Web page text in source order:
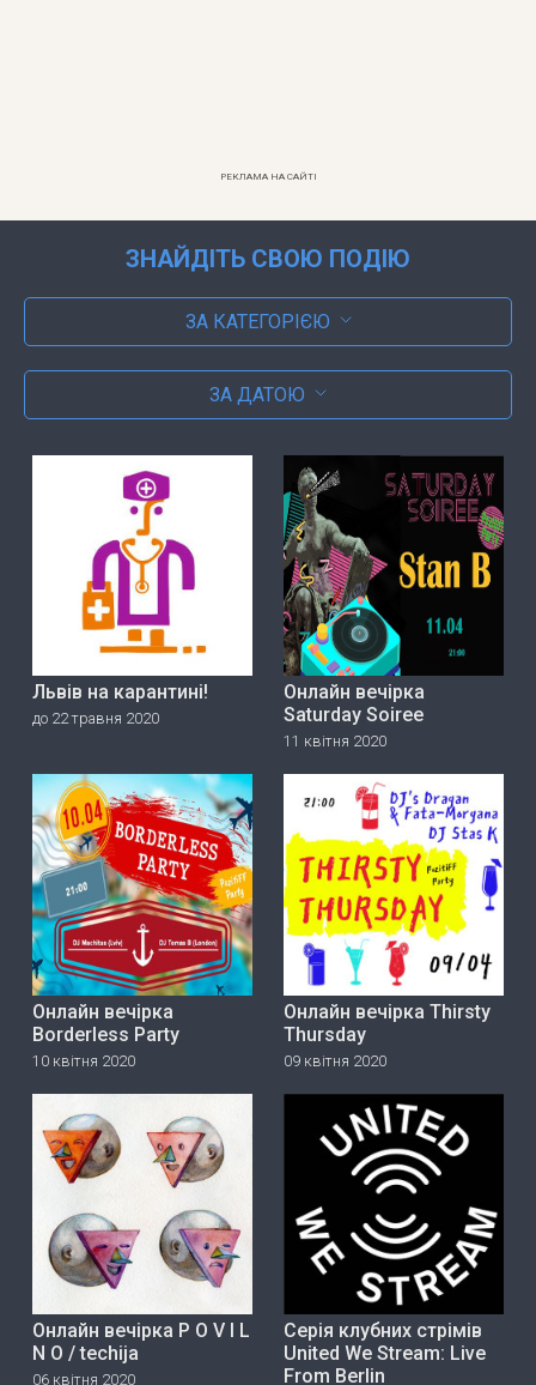
РЕКЛАМА НА САЙТІ
ЗНАЙДІТЬ СВОЮ ПОДІЮ
ЗА КАТЕГОРІЄЮ
ЗА ДАТОЮ
Львів на карантині!
до 22 травня 2020
Онлайн вечірка
Saturday Soiree
11 квітня 2020
Онлайн вечірка
Borderless Party
10 квітня 2020
Онлайн вечірка Thirsty
Thursday
09 квітня 2020
Онлайн вечірка P O V I L
N O / techija
06 квітня 2020
Серія клубних стрімів
United We Stream: Live
From Berlin